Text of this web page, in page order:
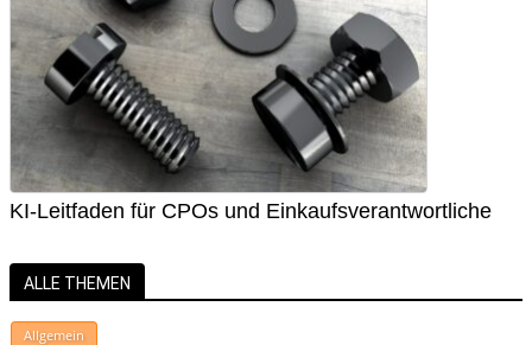
KI-Leitfaden für CPOs und Einkaufsverantwortliche
ALLE THEMEN
Allgemein